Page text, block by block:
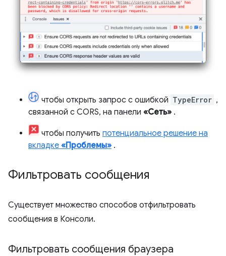
чтобы открыть запрос с ошибкой TypeError ,
связанной с CORS, на панели «Сеть» .
чтобы получить потенциальное решение на
вкладке «Проблемы» .
Фильтровать сообщения
Существует множество способов отфильтровать
сообщения в Консоли.
Фильтровать сообщения браузера